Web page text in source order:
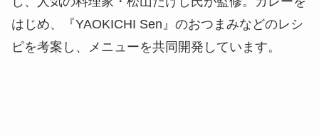
はじめ、『YAOKICHI Sen』のおつまみなどのレシ
ピを考案し、メニューを共同開発しています。